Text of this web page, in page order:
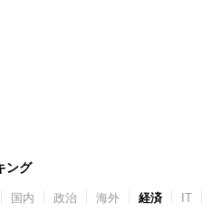
ング
国内 政治 海外 経済 IT